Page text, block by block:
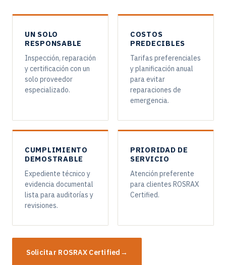
UN SOLO
RESPONSABLE
Inspección, reparación
y certificación con un
solo proveedor
especializado.
COSTOS
PREDECIBLES
Tarifas preferenciales
y planificación anual
para evitar
reparaciones de
emergencia.
CUMPLIMIENTO
DEMOSTRABLE
Expediente técnico y
evidencia documental
lista para auditorías y
revisiones.
PRIORIDAD DE
SERVICIO
Atención preferente
para clientes ROSRAX
Certified.
Solicitar ROSRAX Certified →